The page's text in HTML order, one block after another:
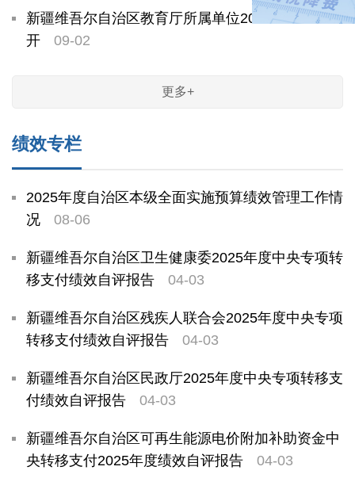
新疆维吾尔自治区教育厅所属单位2024年度决算公
开
09-02
更多+
绩效专栏
2025年度自治区本级全面实施预算绩效管理工作情
况
08-06
新疆维吾尔自治区卫生健康委2025年度中央专项转
移支付绩效自评报告
04-03
新疆维吾尔自治区残疾人联合会2025年度中央专项
转移支付绩效自评报告
04-03
新疆维吾尔自治区民政厅2025年度中央专项转移支
付绩效自评报告
04-03
新疆维吾尔自治区可再生能源电价附加补助资金中
央转移支付2025年度绩效自评报告
04-03